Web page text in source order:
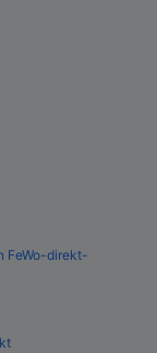
FeWo-direkt-